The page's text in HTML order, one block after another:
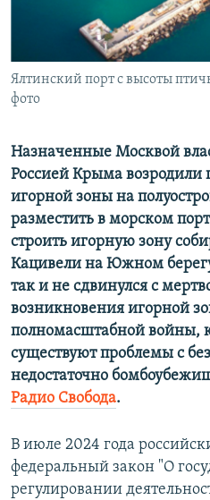
УКРАИНСКАЯ ПРОБЛЕМА КРЫМА
Все сайты RFE/RL
Ялтинский порт с высоты
фото
Назначенные Москвой
Россией Крыма возродили
игорной зоны на
разместить в морском
строить игорную зону
Кацивели на Южном
так и не сдвинулся с
возникновения игорной
полномасштабной войны,
существуют проблемы с
недостаточно
Радио Свобода.
В июле 2024 года
федеральный закон "О
регулировании